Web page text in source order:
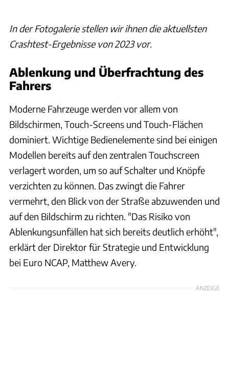
In der Fotogalerie stellen wir ihnen die aktuellsten
Crashtest-Ergebnisse von 2023 vor.
Ablenkung und Überfrachtung des
Fahrers
Moderne Fahrzeuge werden vor allem von
Bildschirmen, Touch-Screens und Touch-Flächen
dominiert. Wichtige Bedienelemente sind bei einigen
Modellen bereits auf den zentralen Touchscreen
verlagert worden, um so auf Schalter und Knöpfe
verzichten zu können. Das zwingt die Fahrer
vermehrt, den Blick von der Straße abzuwenden und
auf den Bildschirm zu richten. "Das Risiko von
Ablenkungsunfällen hat sich bereits deutlich erhöht",
erklärt der Direktor für Strategie und Entwicklung
bei Euro NCAP, Matthew Avery.
ANZEIGE